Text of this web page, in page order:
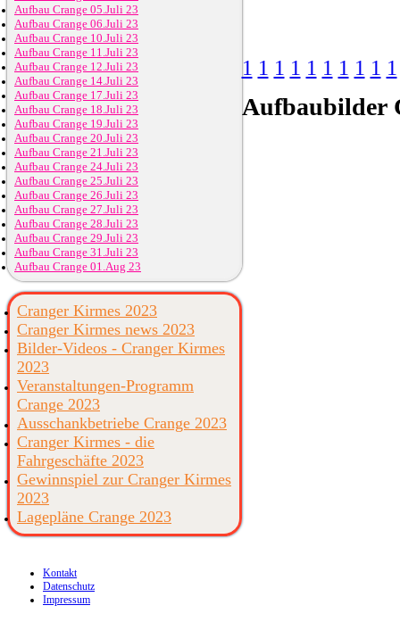
1 1 1 1 1 1 1 1 1 1
Aufbaubilder
Aufbau Crange 05.Juli 23
Aufbau Crange 06.Juli 23
Aufbau Crange 10.Juli 23
Aufbau Crange 11.Juli 23
Aufbau Crange 12.Juli 23
Aufbau Crange 14.Juli 23
Aufbau Crange 17.Juli 23
Aufbau Crange 18.Juli 23
Aufbau Crange 19.Juli 23
Aufbau Crange 20.Juli 23
Aufbau Crange 21.Juli 23
Aufbau Crange 24.Juli 23
Aufbau Crange 25.Juli 23
Aufbau Crange 26.Juli 23
Aufbau Crange 27.Juli 23
Aufbau Crange 28.Juli 23
Aufbau Crange 29.Juli 23
Aufbau Crange 31.Juli 23
Aufbau Crange 01.Aug 23
Cranger Kirmes 2023
Cranger Kirmes news 2023
Bilder-Videos - Cranger Kirmes
2023
Veranstaltungen-Programm
Crange 2023
Ausschankbetriebe Crange 2023
Cranger Kirmes - die
Fahrgeschäfte 2023
Gewinnspiel zur Cranger Kirmes
2023
Lagepläne Crange 2023
Kontakt
Datenschutz
Impressum